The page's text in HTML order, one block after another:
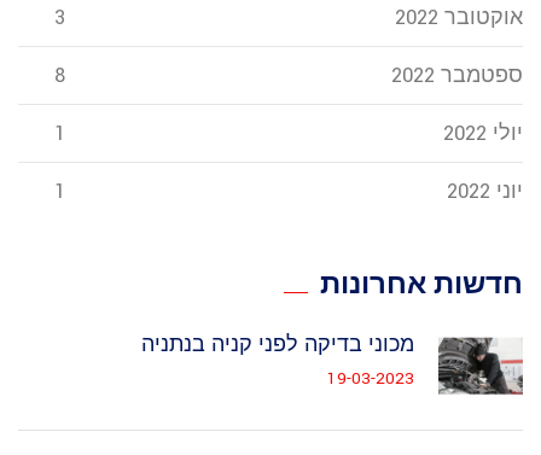
אוקטובר 2022 3
ספטמבר 2022 8
יולי 2022 1
יוני 2022 1
חדשות אחרונות
מכוני בדיקה לפני קניה בנתניה
19-03-2023